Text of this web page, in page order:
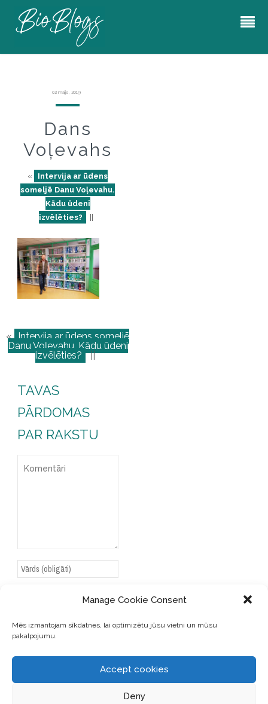
Manage Cookie Consent
Mēs izmantojam sīkdatnes, lai optimizētu jūsu vietni un mūsu
pakalpojumu.
Accept cookies
Deny
02 maijs, 2019
Dans
Voļevahs
«
Intervija ar ūdens
someljē Danu Voļevahu.
Kādu ūdeni
izvēlēties?
« Intervija ar ūdens someljē
Danu Voļevahu. Kādu ūdeni
izvēlēties? ||
TAVAS
PĀRDOMAS
PAR RAKSTU
SAGLABĀJIET MANU VĀRDU,
E-PASTA ADRESI UN VIETNI